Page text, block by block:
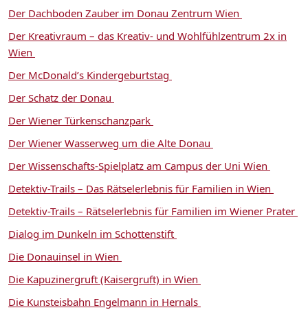
Der Dachboden Zauber im Donau Zentrum Wien
Der Kreativraum – das Kreativ- und Wohlfühlzentrum 2x in
Wien
Der McDonald’s Kindergeburtstag
Der Schatz der Donau
Der Wiener Türkenschanzpark
Der Wiener Wasserweg um die Alte Donau
Der Wissenschafts-Spielplatz am Campus der Uni Wien
Detektiv-Trails – Das Rätselerlebnis für Familien in Wien
Detektiv-Trails – Rätselerlebnis für Familien im Wiener Prater
Dialog im Dunkeln im Schottenstift
Die Donauinsel in Wien
Die Kapuzinergruft (Kaisergruft) in Wien
Die Kunsteisbahn Engelmann in Hernals